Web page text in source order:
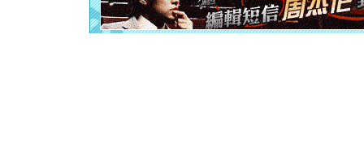
[元旦]当
泣，这痛
卖了。水